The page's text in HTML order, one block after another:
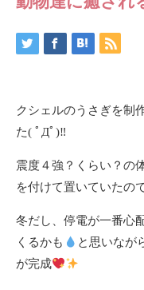
クシェルのうさぎを制
た( ﾟДﾟ)‼
震度４強？くらい？の
を付けて置いていたの
冬だし、停電が一番心
くるかも
と思いなが
が完成